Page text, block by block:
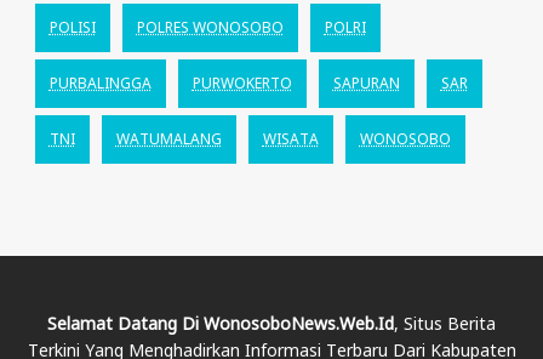
POLISI POLRES WONOSOBO POLRI
PURBALINGGA PURWOKERTO SAPURAN SAR
TNI WATUMALANG WISATA WONOSOBO
Selamat Datang Di WonosoboNews.web.id, Situs Berita
Terkini Yang Menghadirkan Informasi Terbaru Dari Kabupaten